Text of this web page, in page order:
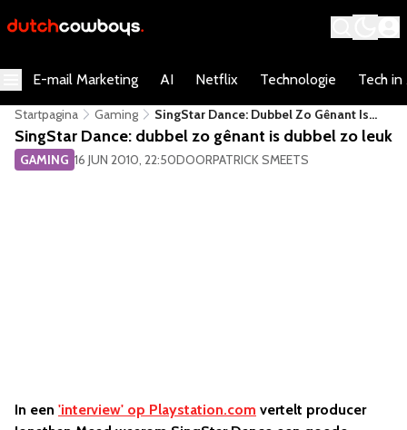
E-mail Marketing AI Netflix Technologie Tech in
Startpagina Gaming
SingStar Dance: Dubbel Zo Gênant Is
Dubbel Zo Leuk
SingStar Dance: dubbel zo gênant is dubbel zo leuk
GAMING 16 JUN 2010, 22:50DOORPATRICK SMEETS
In een 'interview' op Playstation.com vertelt producer